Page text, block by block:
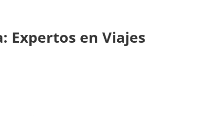
Expertos en Viajes